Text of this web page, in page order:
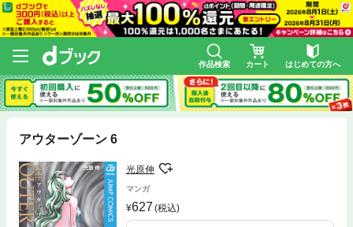
作品検索 カート はじめての方へ
アウターゾーン 6
光原伸
マンガ
627 (税込)